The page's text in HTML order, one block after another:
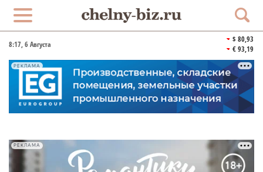
8:17, 6 Августа
$ 80,93
€ 93,19
РЕКЛАМА
РЕКЛАМА